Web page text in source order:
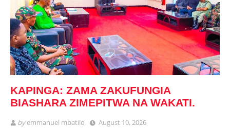
KAPINGA: ZAMA ZAKUFUNGIA
BIASHARA ZIMEPITWA NA WAKATI.
byemmanuel mbatilo August 10, 2026